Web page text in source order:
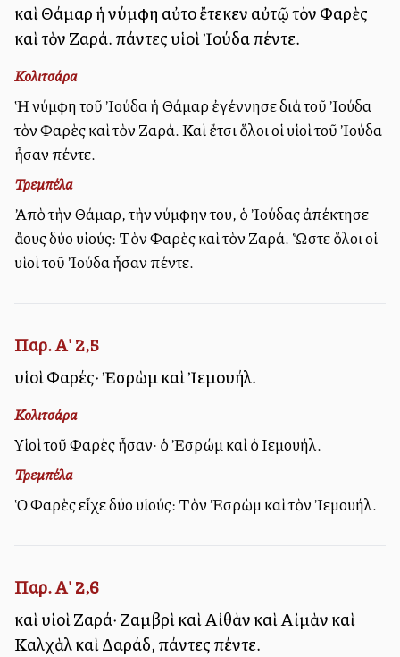
καὶ Θάμαρ ἡ νύμφη αὐτοῦ ἔτεκεν αὐτῷ τὸν Φαρὲς
καὶ τὸν Ζαρά. πάντες υἱοὶ Ἰούδα πέντε.
Κολιτσάρα
Ἡ νύμφη τοῦ Ἰούδα ἡ Θάμαρ ἐγέννησε διὰ τοῦ Ἰούδα
τὸν Φαρὲς καὶ τὸν Ζαρά. Καὶ ἔτσι ὅλοι οἱ υἱοὶ τοῦ Ἰούδα
ἦσαν πέντε.
Τρεμπέλα
Ἀπὸ τὴν Θάμαρ, τὴν νύμφην του, ὁ Ἰούδας ἀπέκτησε
ἄλλους δύο υἱούς: Τὸν Φαρὲς καὶ τὸν Ζαρά. Ὥστε ὅλοι οἱ
υἱοὶ τοῦ Ἰούδα ἦσαν πέντε.
Παρ. Α' 2,5
υἱοὶ Φαρές· Ἐσρὼμ καὶ Ἰεμουήλ.
Κολιτσάρα
Υἱοὶ τοῦ Φαρὲς ἦσαν· ὁ Ἐσρώμ καὶ ὁ Ιεμουήλ.
Τρεμπέλα
Ὁ Φαρὲς εἶχε δύο υἱούς: Τὸν Ἐσρὼμ καὶ τὸν Ἰεμουήλ.
Παρ. Α' 2,6
καὶ υἱοὶ Ζαρά· Ζαμβρὶ καὶ Αἰθὰν καὶ Αἰμὰν καὶ
Καλχὰλ καὶ Δαράδ, πάντες πέντε.